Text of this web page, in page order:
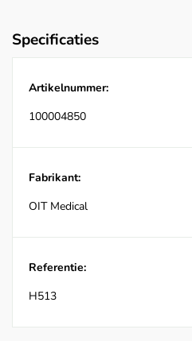
Specificaties
Artikelnummer:
100004850
Fabrikant:
OIT Medical
Referentie:
H513